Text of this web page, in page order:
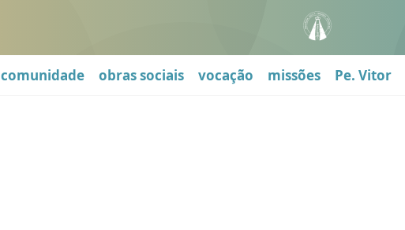
comunidade obras sociais vocação missões Pe. Vitor